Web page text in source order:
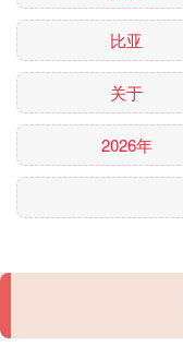
比亚
关于
2026年